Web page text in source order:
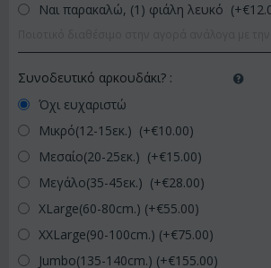
Ναι παρακαλώ, (1) φιάλη λευκό (+€
Συνοδευτικό αρκουδάκι? :
Όχι ευχαριστώ
Μικρό(12-15εκ.) (+€10.00)
Μεσαίο(20-25εκ.) (+€15.00)
Μεγάλο(35-45εκ.) (+€28.00)
XLarge(60-80cm.) (+€55.00)
XXLarge(90-100cm.) (+€75.00)
Jumbo(135-140cm.) (+€155.00)